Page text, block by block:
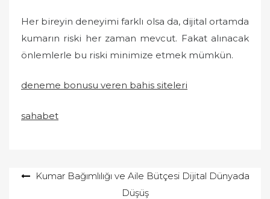
Her bireyin deneyimi farklı olsa da, dijital ortamda
kumarın riski her zaman mevcut. Fakat alınacak
önlemlerle bu riski minimize etmek mümkün.
deneme bonusu veren bahis siteleri
sahabet
Yazı Kumar Bağımlılığı ve Aile Bütçesi Dijital Dünyada
Düşüş